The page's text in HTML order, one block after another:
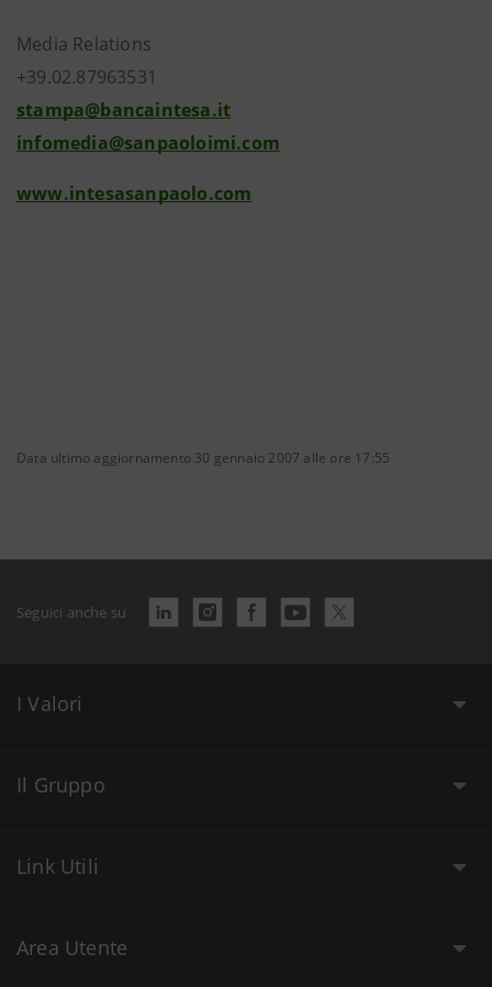
Media Relations
+39.02.87963531
stampa@bancaintesa.it
infomedia@sanpaoloimi.com
www.intesasanpaolo.com
Data ultimo aggiornamento 30 gennaio 2007 alle ore 17:55
Seguici anche su
I Valori
Il Gruppo
Link Utili
Area Utente